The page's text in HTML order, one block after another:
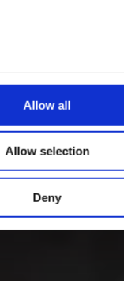
Allow all
Allow selection
Deny